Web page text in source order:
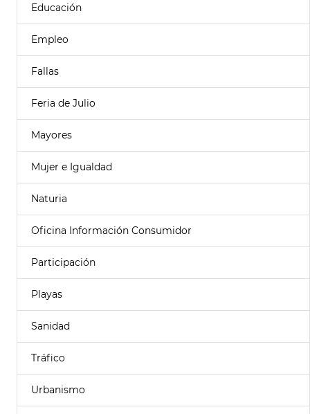
Educación
Empleo
Fallas
Feria de Julio
Mayores
Mujer e Igualdad
Naturia
Oficina Información Consumidor
Participación
Playas
Sanidad
Tráfico
Urbanismo